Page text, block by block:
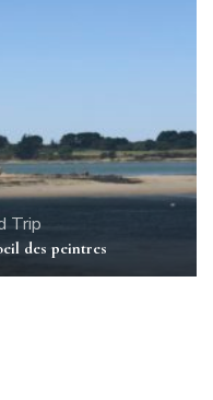
Trip
des peintres